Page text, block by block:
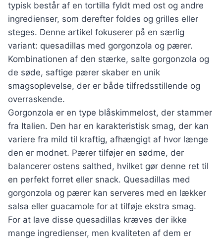
typisk består af en tortilla fyldt med ost og andre
ingredienser, som derefter foldes og grilles eller
steges. Denne artikel fokuserer på en særlig
variant: quesadillas med gorgonzola og pærer.
Kombinationen af den stærke, salte gorgonzola og
de søde, saftige pærer skaber en unik
smagsoplevelse, der er både tilfredsstillende og
overraskende.
Gorgonzola er en type blåskimmelost, der stammer
fra Italien. Den har en karakteristisk smag, der kan
variere fra mild til kraftig, afhængigt af hvor længe
den er modnet. Pærer tilføjer en sødme, der
balancerer ostens salthed, hvilket gør denne ret til
en perfekt forret eller snack. Quesadillas med
gorgonzola og pærer kan serveres med en lækker
salsa eller guacamole for at tilføje ekstra smag.
For at lave disse quesadillas kræves der ikke
mange ingredienser, men kvaliteten af dem er